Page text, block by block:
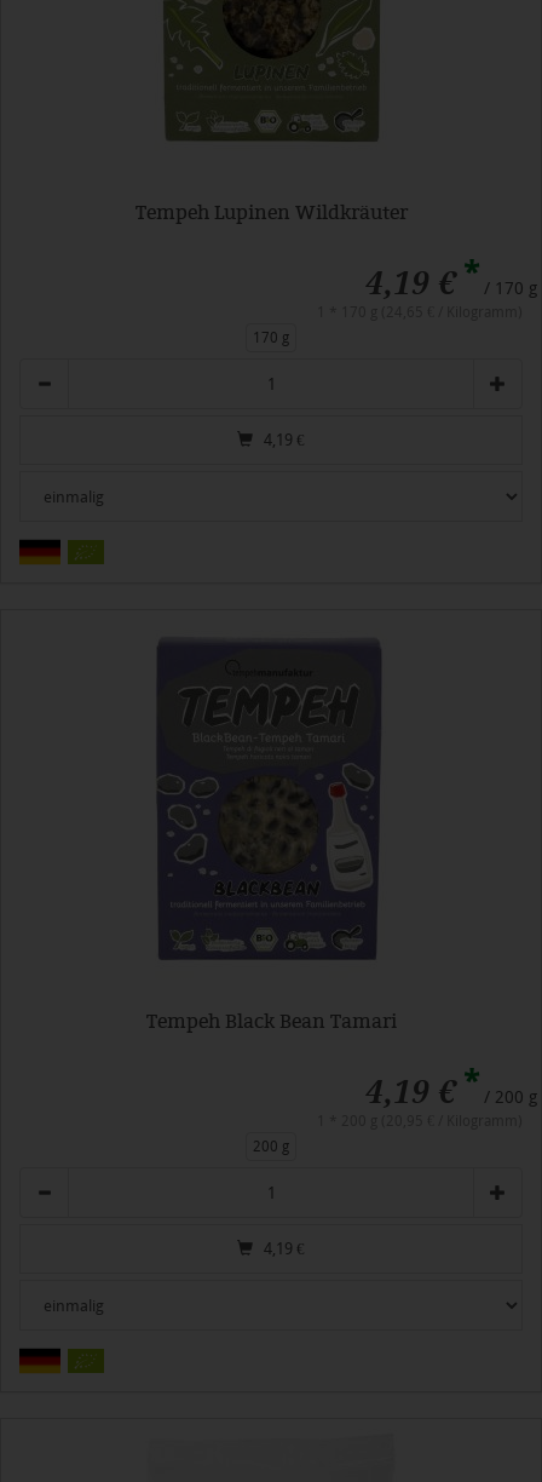
Tempeh Lupinen Wildkräuter
4,19 €* / 170 g
170 g
4,19 €
Tempeh Black Bean Tamari
4,19 €* / 200 g
200 g
4,19 €